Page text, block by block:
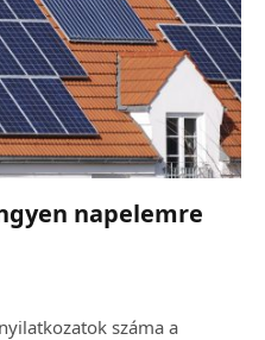
napelemre
száma a